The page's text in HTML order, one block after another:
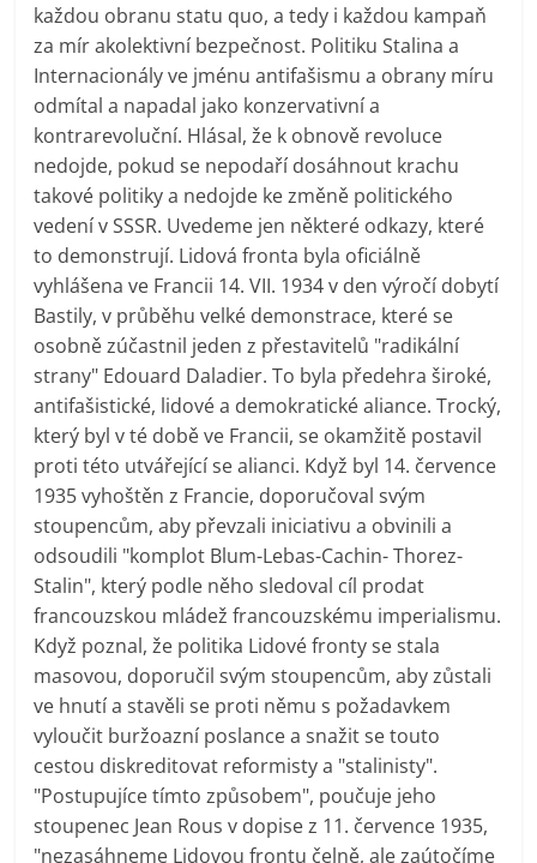
každou obranu statu quo, a tedy i každou kampaň
za mír akolektivní bezpečnost. Politiku Stalina a
Internacionály ve jménu antifašismu a obrany míru
odmítal a napadal jako konzervativní a
kontrarevoluční. Hlásal, že k obnově revoluce
nedojde, pokud se nepodaří dosáhnout krachu
takové politiky a nedojde ke změně politického
vedení v SSSR. Uvedeme jen některé odkazy, které
to demonstrují. Lidová fronta byla oficiálně
vyhlášena ve Francii 14. VII. 1934 v den výročí dobytí
Bastily, v průběhu velké demonstrace, které se
osobně zúčastnil jeden z přestavitelů "radikální
strany" Edouard Daladier. To byla předehra široké,
antifašistické, lidové a demokratické aliance. Trocký,
který byl v té době ve Francii, se okamžitě postavil
proti této utvářející se alianci. Když byl 14. července
1935 vyhoštěn z Francie, doporučoval svým
stoupencům, aby převzali iniciativu a obvinili a
odsoudili "komplot Blum-Lebas-Cachin- Thorez-
Stalin", který podle něho sledoval cíl prodat
francouzskou mládež francouzskému imperialismu.
Když poznal, že politika Lidové fronty se stala
masovou, doporučil svým stoupencům, aby zůstali
ve hnutí a stavěli se proti němu s požadavkem
vyloučit buržoazní poslance a snažit se touto
cestou diskreditovat reformisty a "stalinisty".
"Postupujíce tímto způsobem", poučuje jeho
stoupenec Jean Rous v dopise z 11. července 1935,
"nezasáhneme Lidovou frontu čelně, ale zaútočíme